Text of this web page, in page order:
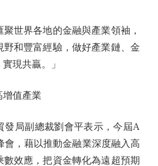
界各地的金融與產業領袖，
和豐富經驗，做好產業鏈、金
現共贏。」
值產業
局副總裁劉會平表示，今屆A
會，藉以推動金融業深度融入高
效應，把資金轉化為遠超預期